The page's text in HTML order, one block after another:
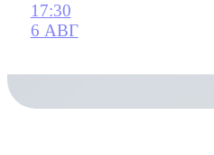
17:30
6 АВГ